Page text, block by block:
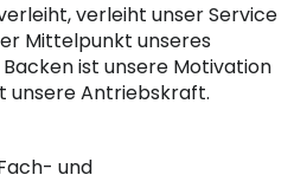
verleiht unser Service
Mittelpunkt unseres
Backen ist unsere Motivation
unsere Antriebskraft.
und